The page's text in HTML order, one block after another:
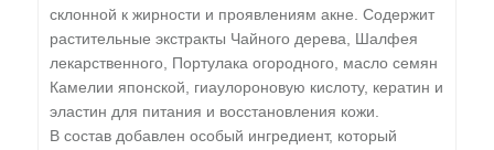
склонной к жирности и проявлениям акне. Содержит
растительные экстракты Чайного дерева, Шалфея
лекарственного, Портулака огородного, масло семян
Камелии японской, гиаулороновую кислоту, кератин и
эластин для питания и восстановления кожи.
В состав добавлен особый ингредиент, который